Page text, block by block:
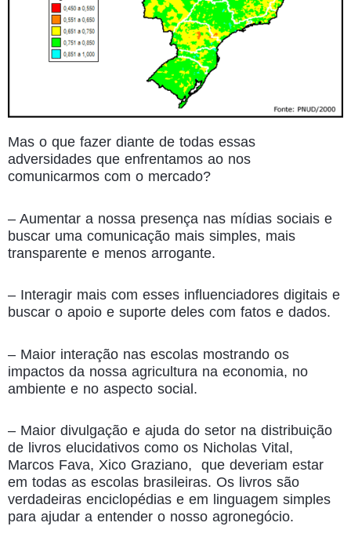
Mas o que fazer diante de todas essas
adversidades que enfrentamos ao nos
comunicarmos com o mercado?
– Aumentar a nossa presença nas mídias sociais e
buscar uma comunicação mais simples, mais
transparente e menos arrogante.
– Interagir mais com esses influenciadores digitais e
buscar o apoio e suporte deles com fatos e dados.
– Maior interação nas escolas mostrando os
impactos da nossa agricultura na economia, no
ambiente e no aspecto social.
– Maior divulgação e ajuda do setor na distribuição
de livros elucidativos como os Nicholas Vital,
Marcos Fava, Xico Graziano, que deveriam estar
em todas as escolas brasileiras. Os livros são
verdadeiras enciclopédias e em linguagem simples
para ajudar a entender o nosso agronegócio.